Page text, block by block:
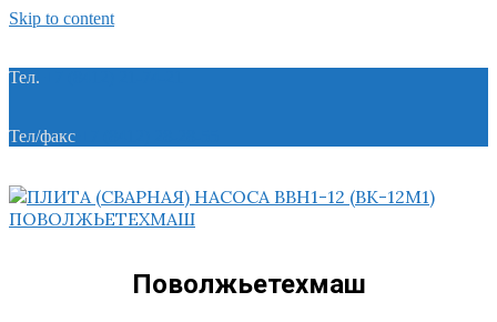
Skip to content
Тел.
Тел/факс
Поволжьетехмаш